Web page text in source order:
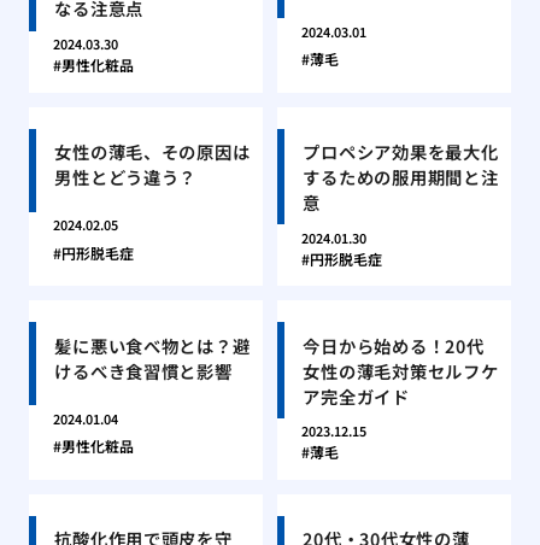
なる注意点
2024.03.30
男性化粧品
2024.03.01
薄毛
女性の薄毛、その原因は
男性とどう違う？
2024.02.05
円形脱毛症
プロペシア効果を最大化
するための服用期間と注
意
2024.01.30
円形脱毛症
髪に悪い食べ物とは？避
けるべき食習慣と影響
2024.01.04
男性化粧品
今日から始める！20代
女性の薄毛対策セルフケ
ア完全ガイド
2023.12.15
薄毛
抗酸化作用で頭皮を守 20代・30代女性の薄